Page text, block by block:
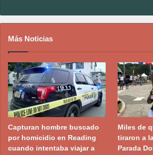
Más Noticias
Capturan hombre buscado
por homicidio en Reading
cuando intentaba viajar a
Miles de
tiraron a
Parada